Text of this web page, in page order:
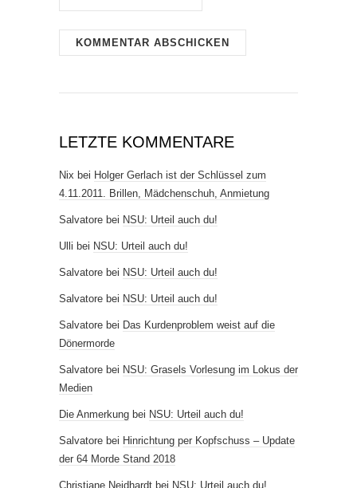
LETZTE KOMMENTARE
Nix bei Holger Gerlach ist der Schlüssel zum
4.11.2011. Brillen, Mädchenschuh, Anmietung
Salvatore bei NSU: Urteil auch du!
Ulli bei NSU: Urteil auch du!
Salvatore bei NSU: Urteil auch du!
Salvatore bei NSU: Urteil auch du!
Salvatore bei Das Kurdenproblem weist auf die
Dönermorde
Salvatore bei NSU: Grasels Vorlesung im Lokus der
Medien
Die Anmerkung bei NSU: Urteil auch du!
Salvatore bei Hinrichtung per Kopfschuss – Update
der 64 Morde Stand 2018
Christiane Neidhardt bei NSU: Urteil auch du!